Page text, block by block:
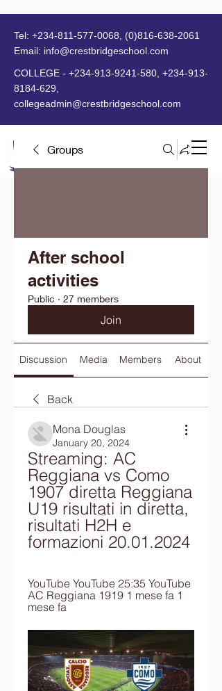
MENU
Tel: +234-811-577-0068
(0)816-638-2061
Email: info@crestbridgeschool.com
COLLEGE - +234-913-9241-580 +234-913-
8184-629
collegeadmin@crestbridgeschool.com
Groups
After school
activities
Public · 27 members
Join
Discussion Media Members About
Back
Mona Douglas
January 20, 2024
Streaming: AC
Reggiana vs Como
1907 diretta Reggiana
U19 risultati in diretta,
risultati H2H e
formazioni 20.01.2024
YouTube YouTube 25:35 YouTube
AC Reggiana 1919 1 mese fa 1
mese fa